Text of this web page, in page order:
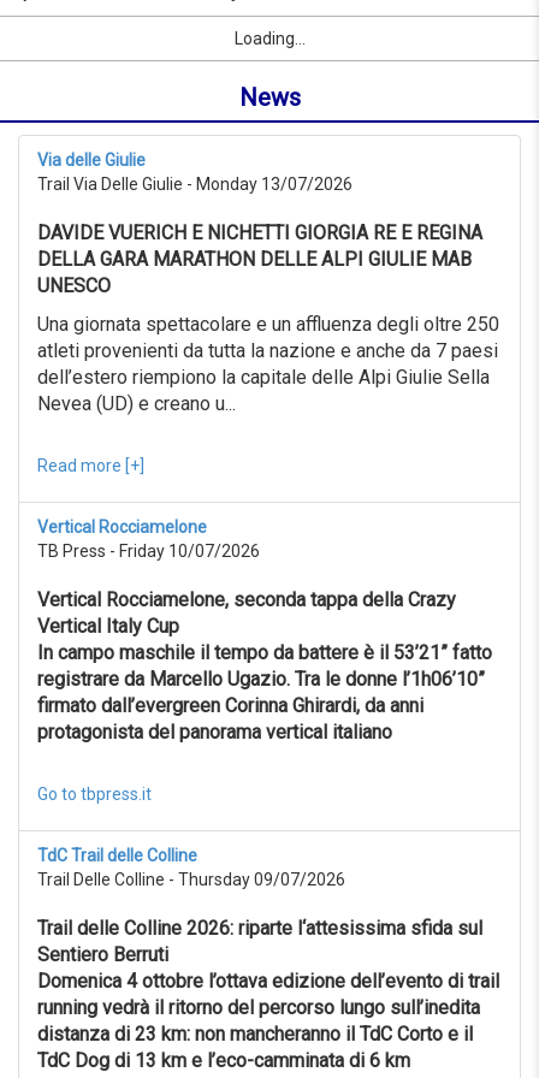
to
from
999KM
Advanced
search
Reset
from
07/07/2026
Advanced
search
Sport
Reset
City link
Loading...
News
Via delle Giulie
Trail Via Delle Giulie - Monday 13/07/2026
DAVIDE VUERICH E NICHETTI GIORGIA RE E REGINA
DELLA GARA MARATHON DELLE ALPI GIULIE MAB
UNESCO
Una giornata spettacolare e un affluenza degli oltre 250
atleti provenienti da tutta la nazione e anche da 7 paesi
dell’estero riempiono la capitale delle Alpi Giulie Sella
Nevea (UD) e creano u...
Read more [+]
Vertical Rocciamelone
TB Press - Friday 10/07/2026
Vertical Rocciamelone, seconda tappa della Crazy
Vertical Italy Cup
In campo maschile il tempo da battere è il 53’21” fatto
registrare da Marcello Ugazio. Tra le donne l’1h06’10”
firmato dall’evergreen Corinna Ghirardi, da anni
protagonista del panorama vertical italiano
Go to tbpress.it
TdC Trail delle Colline
Trail Delle Colline - Thursday 09/07/2026
Trail delle Colline 2026: riparte l‘attesissima sfida sul
Sentiero Berruti
Domenica 4 ottobre l’ottava edizione dell’evento di trail
running vedrà il ritorno del percorso lungo sull’inedita
distanza di 23 km: non mancheranno il TdC Corto e il
TdC Dog di 13 km e l’eco-camminata di 6 km